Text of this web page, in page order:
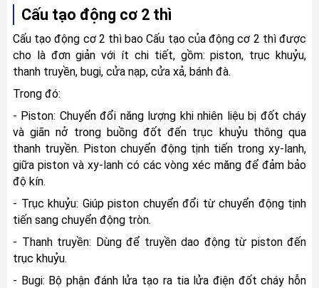
Cấu tạo động cơ 2 thì
Cấu tạo động cơ 2 thì bao Cấu tạo của động cơ 2 thì được
cho là đơn giản với ít chi tiết, gồm: piston, trục khuỷu,
thanh truyền, bugi, cửa nạp, cửa xả, bánh đà.
Trong đó:
- Piston: Chuyển đổi năng lượng khi nhiên liệu bị đốt cháy
và giãn nở trong buồng đốt đến trục khuỷu thông qua
thanh truyền. Piston chuyển động tịnh tiến trong xy-lanh,
giữa piston và xy-lanh có các vòng xéc măng để đảm bảo
độ kín.
- Trục khuỷu: Giúp piston chuyển đổi từ chuyển động tịnh
tiến sang chuyển động tròn.
- Thanh truyền: Dùng để truyền dao động từ piston đến
trục khuỷu.
- Bugi: Bộ phận đánh lửa tạo ra tia lửa điện đốt cháy hỗn